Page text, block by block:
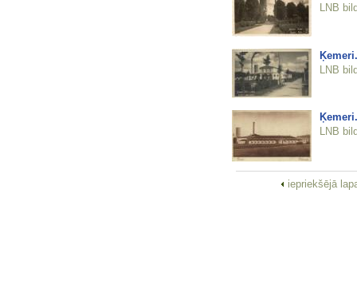
LNB
LNB
LNB
iepriekšējā